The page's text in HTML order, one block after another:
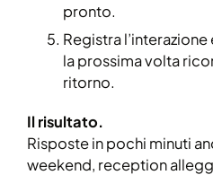
pronto.
Registra
la prossima volta
ritorno.
Il risultato.
Risposte in pochi minuti
weekend, reception